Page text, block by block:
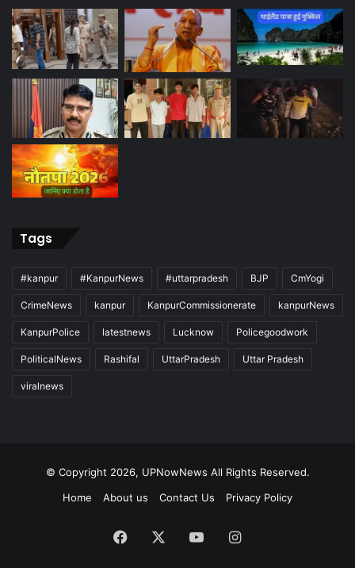
Tags
#kanpur #KanpurNews #uttarpradesh BJP CmYogi
CrimeNews kanpur KanpurCommissionerate kanpurNews
KanpurPolice latestnews Lucknow Policegoodwork
PoliticalNews Rashifal UttarPradesh Uttar Pradesh
viralnews
© Copyright 2026, UPNowNews All Rights Reserved.
Home
About us Contact Us Privacy Policy
Facebook YouTubeInstagram